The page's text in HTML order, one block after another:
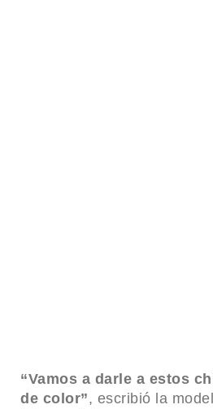
“Vamos a darle a estos
de color”, escribió la